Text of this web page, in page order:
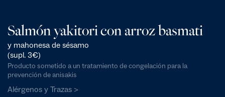
Salmón yakitori con arroz basmati
y mahonesa de sésamo
(supl. 3€)
Producto sometido a un tratamiento de congelación para la
prevención de anisakis
Alérgenos y Trazas >